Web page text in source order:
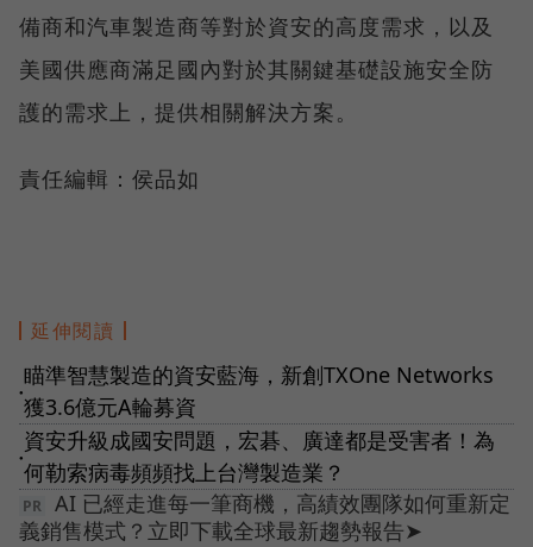
備商和汽⾞製造商等對於資安的高度需求，以及
美國供應商滿足國內對於其關鍵基礎設施安全防
護的需求上，提供相關解決方案。
責任編輯：侯品如
延伸閱讀
●
瞄準智慧製造的資安藍海，新創TXOne Networks
獲3.6億元A輪募資
●
資安升級成國安問題，宏碁、廣達都是受害者！為
何勒索病毒頻頻找上台灣製造業？
AI 已經走進每一筆商機，高績效團隊如何重新定
義銷售模式？立即下載全球最新趨勢報告➤